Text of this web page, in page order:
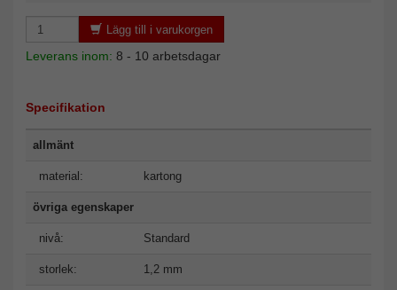
Lägg till i varukorgen
Leverans inom: 8 - 10 arbetsdagar
Specifikation
allmänt
material: kartong
övriga egenskaper
nivå: Standard
storlek: 1,2 mm